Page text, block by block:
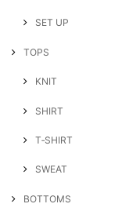
SET UP
TOPS
KNIT
SHIRT
T‐SHIRT
SWEAT
BOTTOMS